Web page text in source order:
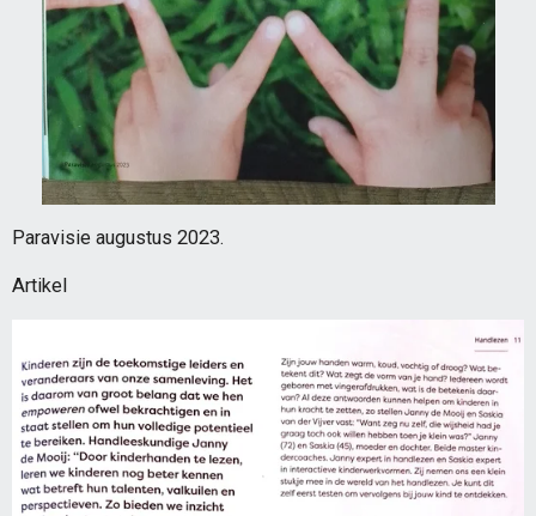
Paravisie augustus 2023.
Artikel